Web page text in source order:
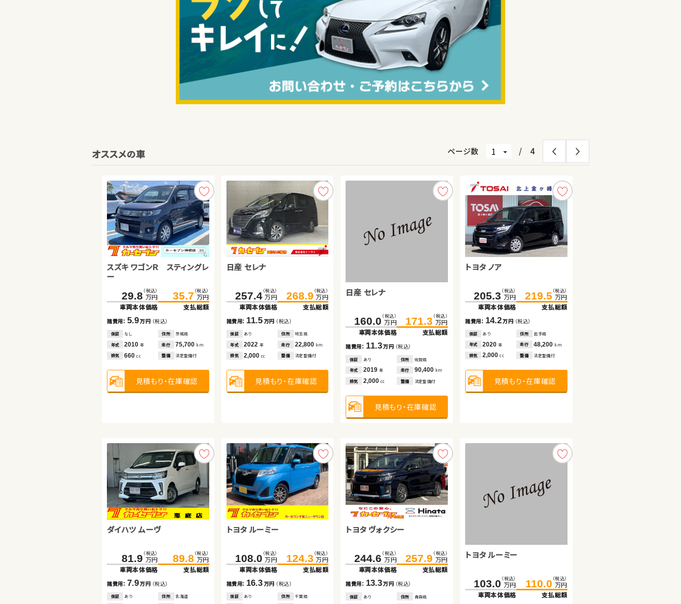
オススメの車 ページ数 / 4
スズキ ワゴンＲ スティングレ
ー
29.8 （税込）
万円
車両本体価格
35.7 （税込）
万円
支払総額
諸費用： 5.9万円 （税込）
保証 なし 住所
茨城県
年式
2010年 走行 75,700 km
排気
660cc 整備 法定整備付
見積もり・在庫確認
日産 セレナ
257.4（税込）
万円
車両本体価格
268.9 （税込）
万円
支払総額
諸費用： 11.5 万円 （税込）
保証 あり 住所
埼玉県
年式
2022年 走行 22,800 km
排気
2,000cc 整備 法定整備付
見積もり・在庫確認
日産 セレナ
160.0 （税込）
万円
車両本体価格
171.3 （税込）
万円
支払総額
諸費用： 11.3万円 （税込）
保証 あり 住所
佐賀県
年式
2019 年 走行 90,400 km
排気
2,000 cc 整備 法定整備付
見積もり・在庫確認
トヨタ ノア
205.3 （税込）
万円
車両本体価格
219.5 （税込）
万円
支払総額
諸費用： 14.2万円 （税込）
保証 あり 住所
岩手県
年式
2020年 走行 48,200 km
排気
2,000cc 整備 法定整備付
見積もり・在庫確認
ダイハツ ムーヴ
81.9 （税込）
万円
車両本体価格
89.8 （税込）
万円
支払総額
諸費用： 7.9万円 （税込）
保証 あり 住所 北海道
トヨタ ルーミー
108.0 （税込）
万円
車両本体価格
124.3 （税込）
万円
支払総額
諸費用： 16.3 万円 （税込）
保証 あり 住所 千葉県
トヨタ ヴォクシー
244.6 （税込）
万円
車両本体価格
257.9 （税込）
万円
支払総額
諸費用： 13.3万円 （税込）
保証 あり 住所 青森県
トヨタ ルーミー
103.0 （税込）
万円
車両本体価格
110.0 （税込）
万円
支払総額
ダイハツ タント
19.7 （税込）
万円
車両本体価格
25.9 （税込）
万円
支払総額
諸費用： 6.2万円 （税込）
保証 なし 住所
岡山県
年式
2010年 走行 122,000km
排気
660cc 整備 法定整備付
見積もり・在庫確認
スバル フォレスター
88.9（税込）
万円
車両本体価格
103.1 （税込）
万円
支払総額
諸費用： 14.2 万円 （税込）
保証 あり 住所
岩手県
年式
2013年 走行 90,200 km
排気
2,000cc 整備 法定整備付
見積もり・在庫確認
181.7（税込）
諸費用：7.1万円（税込）
あり
千葉県
年式
2020年 走行
見積もり・在庫確認
スバル フォレスター
343.9 （税込）
万円
車両本体価格
351.4 （税込）
万円
支払総額
諸費用： 7.5 万円（税込）
保証 あり 住所
福島県
年式
2024年 走行 9,000km
排気
1,800cc 整備 法定整備付
見積もり・在庫確認
トヨタ プリウス
50.8 （税込）
万円
車両本体価格
59.8 （税込）
万円
支払総額
諸費用： 9.0万円 （税込）
保証 なし 住所 岩手県
ホンダ フィット ハイブリッド
98.3（税込）
万円
諸費用：11.5 万円（税込）
あり
埼玉県
年式
2018年 走行
トヨタ ヴェルファイア
332.2（税込）
万円
諸費用：12.6 万円（税込）
あり
秋田県
年式
2019年 走行
スズキ アルト ＨＢ
車両本体価格
支払総額
諸費用：8.2万円（税込）
年式
2015年 走行 74,200km
660cc 法定整備付
ホンダ フリード
78.0 （税込）
万円
車両本体価格
91.9 （税込）
万円
支払総額
諸費用： 13.9万円（税込）
保証 あり 住所
千葉県
年式
2015年 走行 76,100 km
排気
1,500 整備 法定整備付
見積もり・在庫確認
スズキ ワゴンＲ
100.1（税込）
万円
車両本体価格
107.2 （税込）
万円
支払総額
諸費用： 7.1万円（税込）
保証 なし 住所
埼玉県
年式
2018年 走行 23,400 km
排気
650cc 整備 なし
見積もり・在庫確認
234.7（税込）
諸費用：6.1万円（税込）
なし
岡山県
年式
2020年 走行
見積もり・在庫確認
ホンダ フィット ハイブリッド
80.4 （税込）
万円
車両本体価格
95.6 （税込）
万円
支払総額
諸費用： 15.2万円 （税込）
保証 あり 住所
岩手県
年式
2015年 走行 64,200 km
排気
1,500cc 整備 法定整備付
見積もり・在庫確認
日産 エクストレイル
162.7 （税込）
万円
諸費用：17.2 万円（税込）
あり
岩手県
年式
2021年 走行
スズキ アルト ＨＢ
58.7（税込）
万円
諸費用：9.0万円（税込）
あり
埼玉県
年式
2021年 走行
スズキ スイフト
185.0（税込）
万円
諸費用：10.3 万円（税込）
あり
熊本県
年式
2020年 走行
スズキ ジムニー
車両本体価格
支払総額
諸費用：7.0万円（税込）
年式
2020年 走行 35,700km
660cc 法定整備付
トヨタ アルファード
395.0（税込）
万円
車両本体価格
408.4 （税込）
万円
支払総額
諸費用： 13.4 万円 （税込）
保証 あり 住所
北海道
年式
2018年 走行 37,000 km
排気
2,500cc 整備 法定整備付
見積もり・在庫確認
76.5（税込）
諸費用：9.2万円（税込）
あり
埼玉県
年式
2019年 走行
見積もり・在庫確認